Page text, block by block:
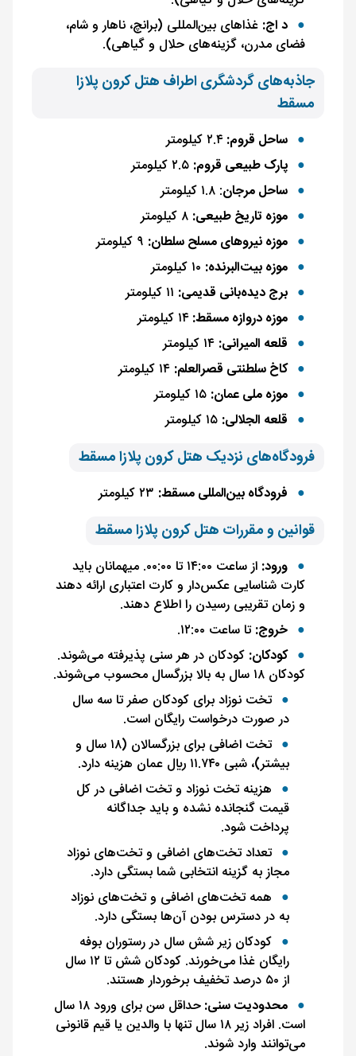
د اج: غذاهای بین‌المللی (برانچ، ناهار و شام،
فضای مدرن، گزینه‌های حلال و گیاهی).
جاذبه‌های گردشگری اطراف هتل کرون پلازا
مسقط
ساحل قروم:۲.۴ کیلومتر
پارک طبیعی قروم:
ساحل مرجان: ۱.۸ کیلومتر
موزه تاریخ طبیعی:
موزه نیروهای مسلح سلطان:
موزه بیت‌البرنده:
برج دیده‌بانی قدیمی:
موزه دروازه مسقط:۱۴ کیلومتر
قلعه المیرانی:
کاخ سلطنتی قصرالعلم:
موزه ملی عمان:
قلعه الجلالی:
فرودگاه‌های نزدیک هتل کرون پلازا مسقط
فرودگاه بین‌المللی مسقط:
قوانین و مقررات هتل کرون پلازا مسقط
ورود:
از ساعت ۱۴:۰۰ تا ۰۰:۰۰. میهمانان باید
کارت شناسایی عکس‌دار و کارت اعتباری ارائه دهند
و زمان تقریبی رسیدن را اطلاع دهند.
خروج:تا ساعت ۱۲:۰۰.
کودکان: کودکان در هر سنی پذیرفته می‌شوند.
کودکان ۱۸ سال به بالا بزرگسال محسوب می‌شوند.
تخت نوزاد برای کودکان صفر تا سه سال
در صورت درخواست رایگان است.
تخت اضافی برای بزرگسالان (۱۸ سال و
بیشتر)، شبی ۱۱.۷۴۰ ريال عمان هزینه دارد.
هزینه تخت نوزاد و تخت اضافی در کل
قیمت گنجانده نشده و باید جداگانه
پرداخت شود.
تعداد تخت‌های اضافی و تخت‌های نوزاد
مجاز به گزینه انتخابی شما بستگی دارد.
همه تخت‌های اضافی و تخت‌های نوزاد
به در دسترس بودن آن‌ها بستگی دارد.
کودکان زیر شش سال در رستوران بوفه
رایگان غذا می‌خورند. کودکان شش تا ۱۲ سال
از ۵۰ درصد تخفیف برخوردار هستند.
محدودیت سنی:
حداقل سن برای ورود ۱۸ سال
است. افراد زیر ۱۸ سال تنها با والدین یا قیم قانونی
می‌توانند وارد شوند.